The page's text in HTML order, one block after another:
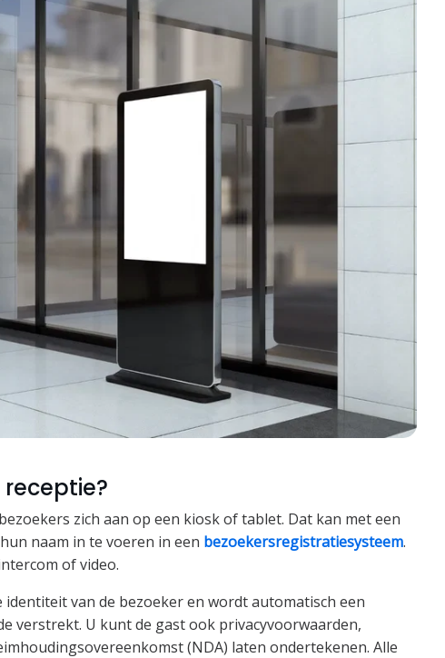
zich aan op een kiosk of tablet. Dat kan met een
naam in te voeren in een bezoekersregistratiesysteem.
of video.
van de bezoeker en wordt automatisch een
verstrekt. U kunt de gast ook privacyvoorwaarden,
(NDA) laten ondertekenen. Alle